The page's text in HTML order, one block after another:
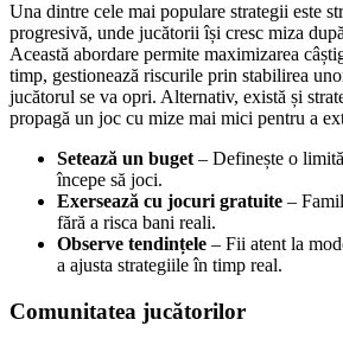
Una dintre cele mai populare strategii este
progresivă, unde jucătorii își cresc miza
Această abordare permite maximizarea
timp, gestionează riscurile prin stabilirea
jucătorul se va opri. Alternativ, există și
propagă un joc cu mize mai mici pentru a
Setează un buget – Definește o
începe să joci.
Exersează cu jocuri gratuite –
fără a risca bani reali.
Observe tendințele – Fii atent la
a ajusta strategiile în timp real.
Comunitatea jucătorilor